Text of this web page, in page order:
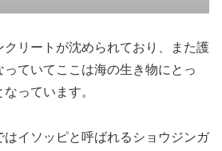
リートが沈められており、また護
っていてここは海の生き物にとっ
っています。
イソッピと呼ばれるショウジンガ